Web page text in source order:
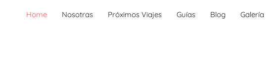
Home Nosotras Próximos Viajes Guías Blog Galería